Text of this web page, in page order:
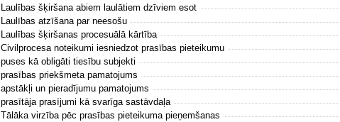
Laulības šķiršana abiem laulātiem dzīviem esot
Laulības atzīšana par neesošu
Laulības šķiršanas procesuālā kārtība
Civilprocesa noteikumi iesniedzot prasības pieteikumu
puses kā obligāti tiesību subjekti
prasības priekšmeta pamatojums
apstākļi un pieradījumu pamatojums
prasītāja prasījumi kā svarīga sastāvdaļa
Tālāka virzība pēc prasības pieteikuma pieņemšanas